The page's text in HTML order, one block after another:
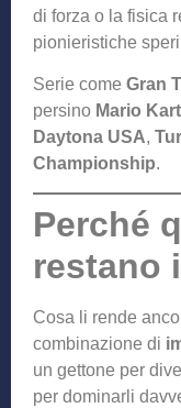
di forza o la fisica
pionieristiche
Serie come Gran
persino Mario Kart
Daytona USA,
Championship.
Perché
restano
Cosa li rende
combinazione di
un gettone per
per dominarli